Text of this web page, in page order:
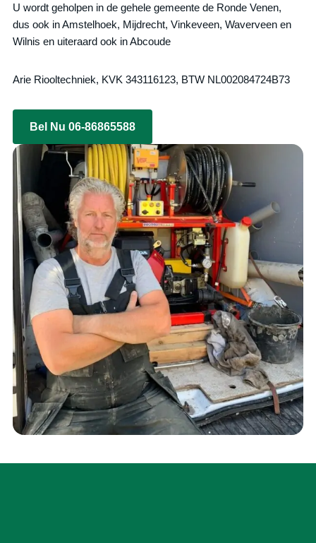
U wordt geholpen in de gehele gemeente de Ronde Venen,
dus ook in Amstelhoek, Mijdrecht, Vinkeveen, Waverveen en
Wilnis en uiteraard ook in Abcoude
Arie Riooltechniek, KVK 343116123, BTW NL002084724B73
Bel Nu 06-86865588